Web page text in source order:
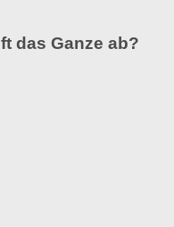
das Ganze ab?